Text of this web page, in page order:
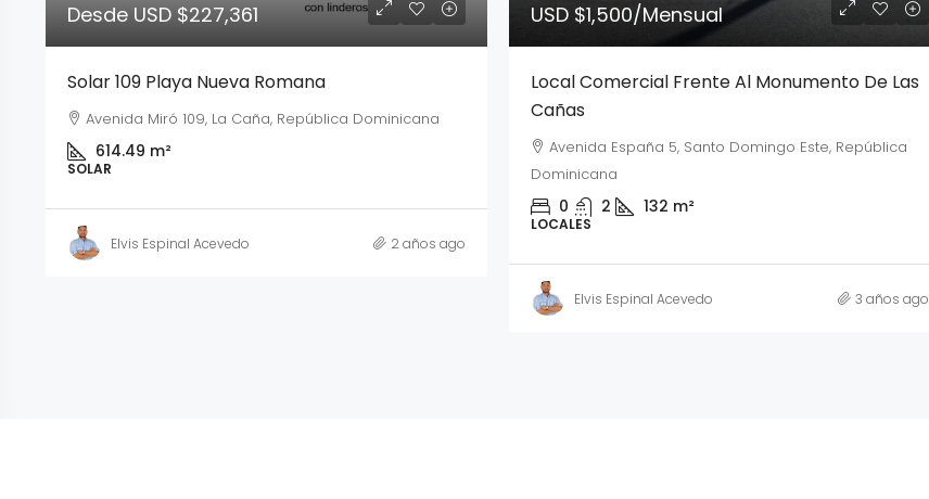
Desde USD $227,361
Solar 109 Playa Nueva Romana
Avenida Miró 109, La Caña, República Dominicana
614.49 m²
SOLAR
Elvis Espinal Acevedo 2 años ago
USD $1,500/Mensual
Local Comercial Frente Al Monumento De Las
Cañas
Avenida España 5, Santo Domingo Este, República
Dominicana
0 2 132 m²
LOCALES
Elvis Espinal Acevedo 3 años ago